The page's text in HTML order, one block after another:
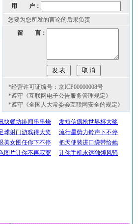
用 户：
您要为您所发的言论的后果负责
留 言：
*经营许可证编号：京ICP00000008号
*遵守《互联网电子公告服务管理规定》
*遵守《全国人大常委会互联网安全的规定》